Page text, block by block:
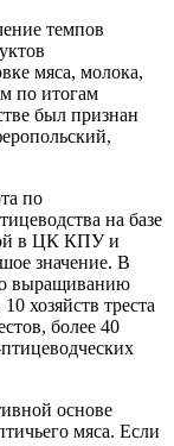
темпов
мяса, молока,
по итогам
был признан
по
на базе
в ЦК КПУ и
значение. В
выращиванию
хозяйств треста
более 40
основе
мяса. Если